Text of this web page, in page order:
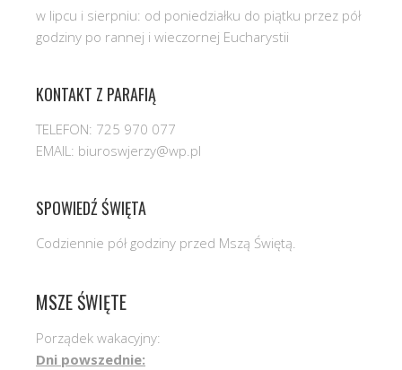
w lipcu i sierpniu: od poniedziałku do piątku przez pół
godziny po rannej i wieczornej Eucharystii
KONTAKT Z PARAFIĄ
TELEFON: 725 970 077
EMAIL: biuroswjerzy@wp.pl
SPOWIEDŹ ŚWIĘTA
Codziennie pół godziny przed Mszą Świętą.
MSZE ŚWIĘTE
Porządek wakacyjny:
Dni powszednie: